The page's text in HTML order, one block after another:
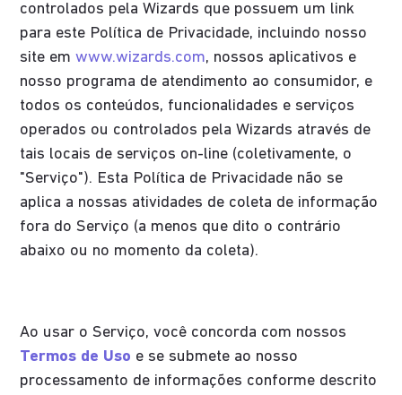
controlados pela Wizards que possuem um link
para este Política de Privacidade, incluindo nosso
site emwww.wizards.com, nossos aplicativos e
nosso programa de atendimento ao consumidor, e
todos os conteúdos, funcionalidades e serviços
operados ou controlados pela Wizards através de
tais locais de serviços on-line (coletivamente, o
"Serviço"). Esta Política de Privacidade não se
aplica a nossas atividades de coleta de informação
fora do Serviço (a menos que dito o contrário
abaixo ou no momento da coleta).
Ao usar o Serviço, você concorda com nossos
Termos de Uso e se submete ao nosso
processamento de informações conforme descrito